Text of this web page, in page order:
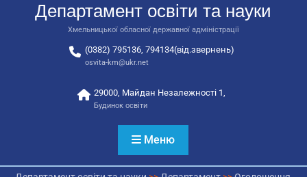
національно-патріотичне
виховання
Департамент освіти та науки
Хмельницької обласної державної адміністрації
(0382) 795136, 794134(від.звернень)
osvita-km@ukr.net
29000, Майдан Незалежності 1,
Будинок освіти
Меню